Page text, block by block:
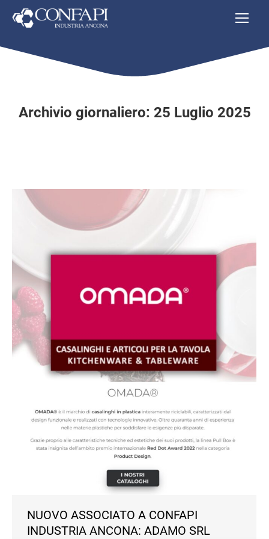
Archivio giornaliero: 25 Luglio 2025
NUOVO ASSOCIATO A CONFAPI
INDUSTRIA ANCONA: ADAMO SRL